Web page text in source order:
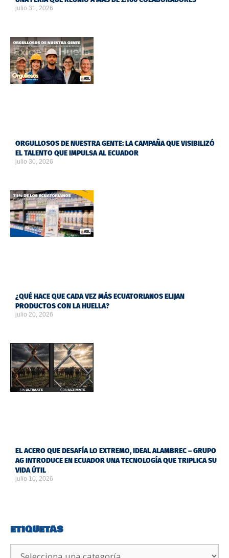
julio 31, 2026
ORGULLOSOS DE NUESTRA GENTE: LA CAMPAÑA QUE VISIBILIZÓ
EL TALENTO QUE IMPULSA AL ECUADOR
julio 30, 2026
¿QUÉ HACE QUE CADA VEZ MÁS ECUATORIANOS ELIJAN
PRODUCTOS CON LA HUELLA?
julio 20, 2026
EL ACERO QUE DESAFÍA LO EXTREMO, IDEAL ALAMBREC – GRUPO
AG INTRODUCE EN ECUADOR UNA TECNOLOGÍA QUE TRIPLICA SU
VIDA ÚTIL
julio 10, 2026
ETIQUETAS